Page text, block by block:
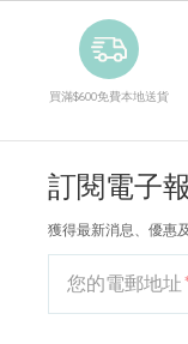
買滿$600免費本地送貨
訂閱電子報
獲得最新消息、優惠
您的電郵地址